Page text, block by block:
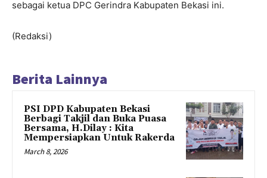
sebagai ketua DPC Gerindra Kabupaten Bekasi ini.
(Redaksi)
Berita Lainnya
PSI DPD Kabupaten Bekasi
Berbagi Takjil dan Buka Puasa
Bersama, H.Dilay : Kita
Mempersiapkan Untuk Rakerda
March 8, 2026